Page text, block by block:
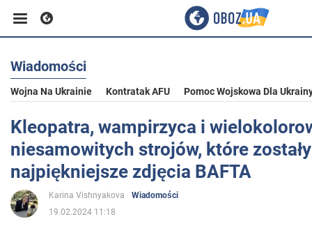
Biznes
Sport
Rozrywka
Życie
Wiadomości
Wojna Na Ukrainie Kontratak AFU Pomoc Wojskowa Dla
Kleopatra, wampirzyca i
niesamowitych strojów, które
najpiękniejsze zdjęcia BAFTA
Karina Vishnyakova
Wiadomości
19.02.2024 11:18